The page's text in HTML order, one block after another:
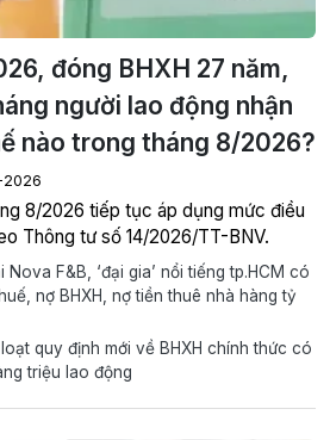
đóng BHXH 27 năm,
người lao động nhận
nào trong tháng 8/2026?
8/2026 tiếp tục áp dụng mức điều
Thông tư số 14/2026/TT-BNV.
F&B, ‘đại gia’ nổi tiếng tp.HCM có
nợ BHXH, nợ tiền thuê nhà hàng tỷ
quy định mới về BHXH chính thức có
triệu lao động